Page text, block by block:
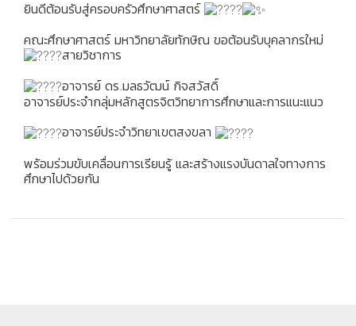
ยินดีต้อนรับสู่ครอบครัวศึกษาศาสตร์
คณะศึกษาศาสตร์ มหาวิทยาลัยทักษิณ ขอต้อนรับบุคลากรใหม่
สายวิชาการ
อาจารย์ ดร.มลธวัฒน์ กิจสวัสดิ์
อาจารย์ประจำกลุ่มหลักสูตรจิตวิทยาการศึกษาและการแนะแนว
อาจารย์ประจำวิทยาเขตสงขลา
พร้อมร่วมขับเคลื่อนการเรียนรู้ และสร้างแรงบันดาลใจทางการ
ศึกษาไปด้วยกัน